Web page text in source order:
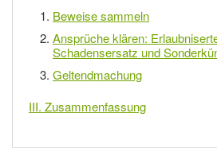
Beweise sammeln
Ansprüche klären:
Schadensersatz und
Geltendmachung
III. Zusammenfassung